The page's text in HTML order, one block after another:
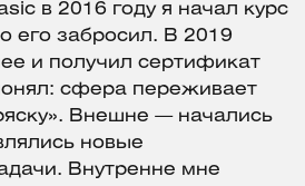
в 2016 году я начал курс
его забросил. В 2019
и получил сертификат
сфера переживает
Внешне — начались
новые
Внутренне мне